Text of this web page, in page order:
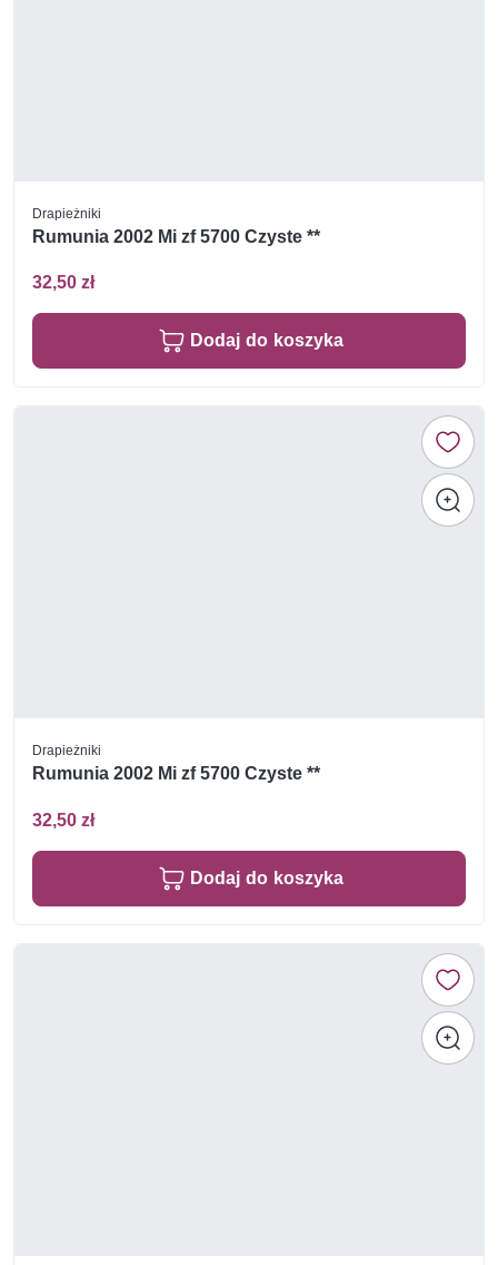
Drapieżniki
Rumunia 2002 Mi zf 5700 Czyste **
32,50 zł
Dodaj do koszyka
Drapieżniki
Rumunia 2002 Mi zf 5700 Czyste **
32,50 zł
Dodaj do koszyka